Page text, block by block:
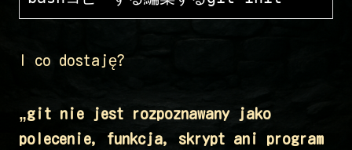
I co dostaję?
„git nie jest rozpoznawany jako
polecenie, funkcja, skrypt ani program